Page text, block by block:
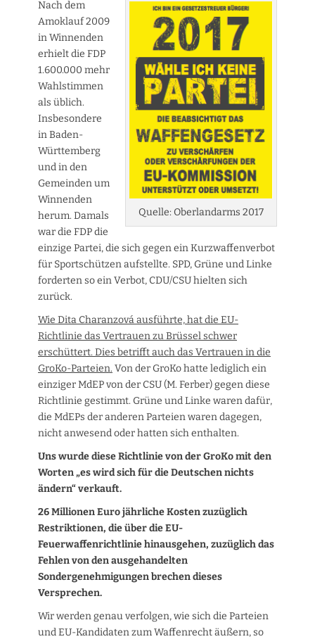
Quelle: Oberlandarms 2017
Nach dem
Amoklauf 2009
in Winnenden
erhielt die FDP
1.600.000 mehr
Wahlstimmen
als üblich.
Insbesondere
in Baden-
Württemberg
und in den
Gemeinden um
Winnenden
herum. Damals
war die FDP die
einzige Partei, die sich gegen ein Kurzwaffenverbot
für Sportschützen aufstellte. SPD, Grüne und Linke
forderten so ein Verbot, CDU/CSU hielten sich
zurück.
Wie Dita Charanzová ausführte, hat die EU-
Richtlinie das Vertrauen zu Brüssel schwer
erschüttert. Dies betrifft auch das Vertrauen in die
GroKo-Parteien. Von der GroKo hatte lediglich ein
einziger MdEP von der CSU (M. Ferber) gegen diese
Richtlinie gestimmt. Grüne und Linke waren dafür,
die MdEPs der anderen Parteien waren dagegen,
nicht anwesend oder hatten sich enthalten.
Uns wurde diese Richtlinie von der GroKo mit den
Worten „es wird sich für die Deutschen nichts
ändern“ verkauft.
26 Millionen Euro jährliche Kosten zuzüglich
Restriktionen, die über die EU-
Feuerwaffenrichtlinie hinausgehen, zuzüglich das
Fehlen von den ausgehandelten
Sondergenehmigungen brechen dieses
Versprechen.
Wir werden genau verfolgen, wie sich die Parteien
und EU-Kandidaten zum Waffenrecht äußern, so